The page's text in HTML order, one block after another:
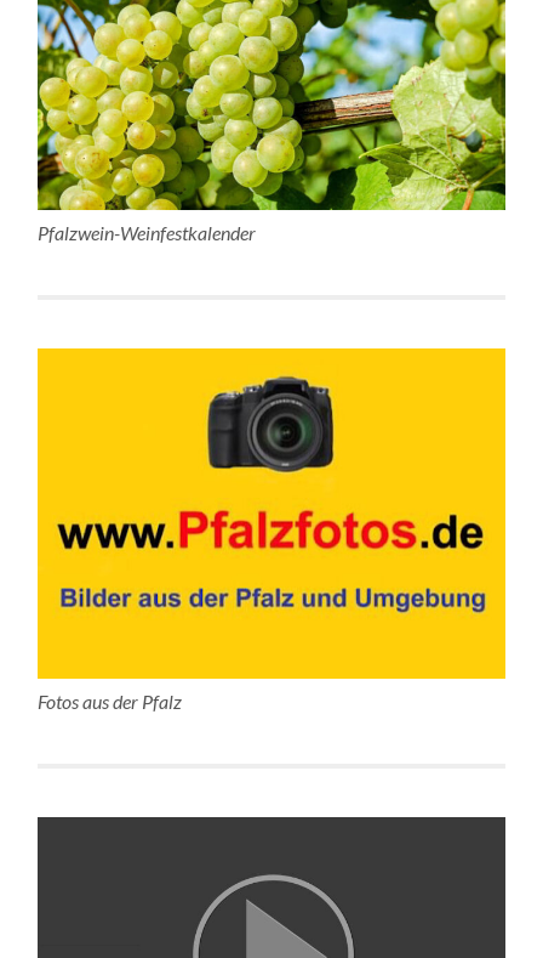
Pfalzwein-Weinfestkalender
Fotos aus der Pfalz